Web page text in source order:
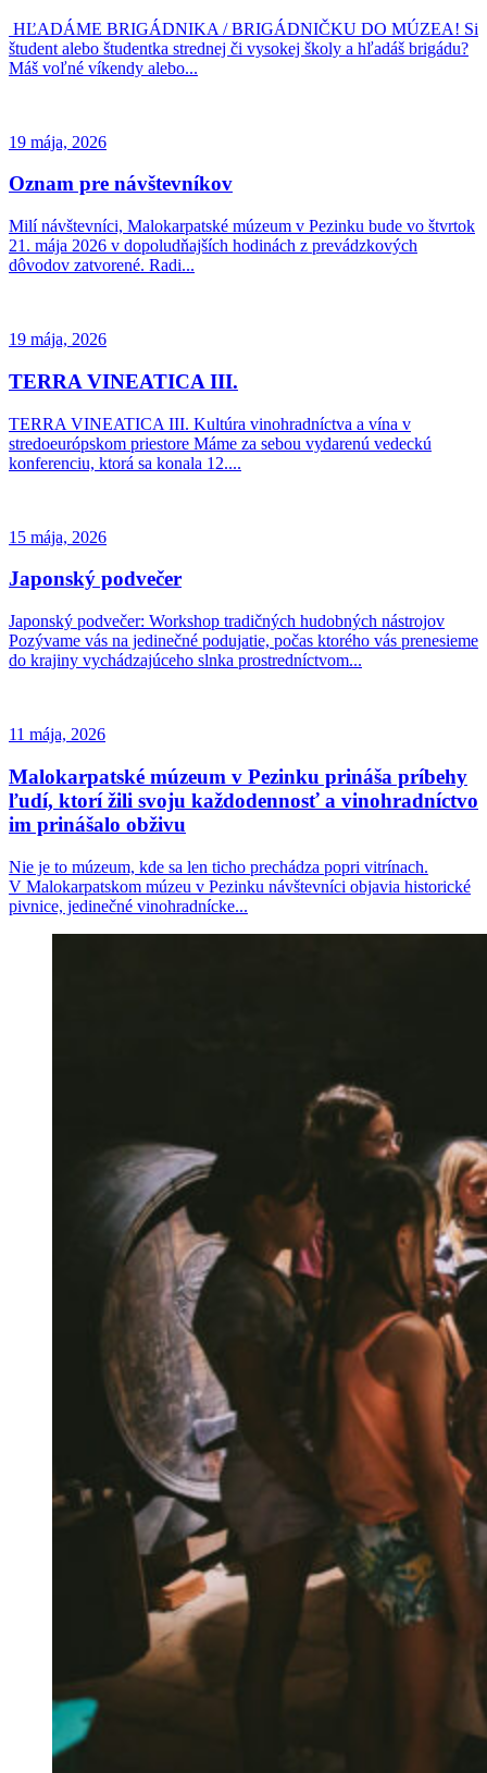
HĽADÁME BRIGÁDNIKA / BRIGÁDNIČKU DO MÚZEA! Si
študent alebo študentka strednej či vysokej školy a hľadáš brigádu?
Máš voľné víkendy alebo...
19 mája, 2026
Oznam pre návštevníkov
Milí návštevníci, Malokarpatské múzeum v Pezinku bude vo štvrtok
21. mája 2026 v dopoludňajších hodinách z prevádzkových
dôvodov zatvorené. Radi...
19 mája, 2026
TERRA VINEATICA III.
TERRA VINEATICA III. Kultúra vinohradníctva a vína v
stredoeurópskom priestore Máme za sebou vydarenú vedeckú
konferenciu, ktorá sa konala 12....
15 mája, 2026
Japonský podvečer
Japonský podvečer: Workshop tradičných hudobných nástrojov
Pozývame vás na jedinečné podujatie, počas ktorého vás prenesieme
do krajiny vychádzajúceho slnka prostredníctvom...
11 mája, 2026
Malokarpatské múzeum v Pezinku prináša príbehy
ľudí, ktorí žili svoju každodennosť a vinohradníctvo
im prinášalo obživu
Nie je to múzeum, kde sa len ticho prechádza popri vitrínach.
V Malokarpatskom múzeu v Pezinku návštevníci objavia historické
pivnice, jedinečné vinohradnícke...